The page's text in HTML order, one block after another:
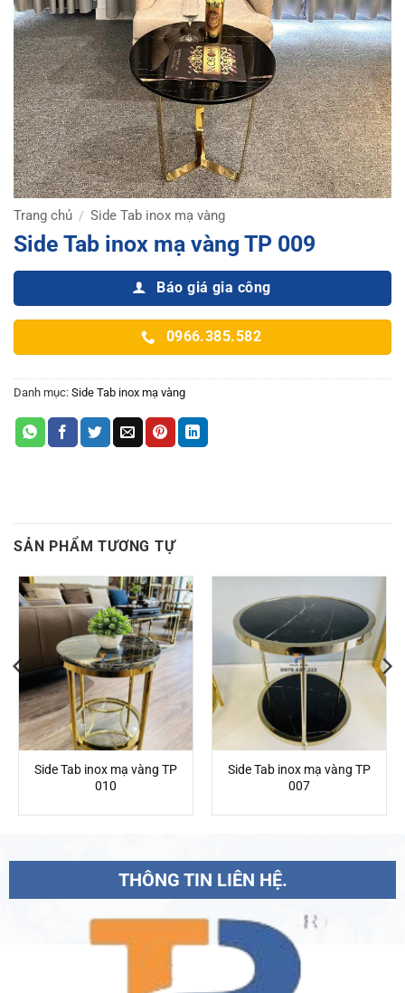
Trang chủ / Side Tab inox mạ vàng
Side Tab inox mạ vàng TP 009
Báo giá gia công
0966.385.582
Danh mục: Side Tab inox mạ vàng
SẢN PHẨM TƯƠNG TỰ
Side Tab inox mạ vàng TP
010
Side Tab inox mạ vàng TP
007
THÔNG TIN LIÊN HỆ.